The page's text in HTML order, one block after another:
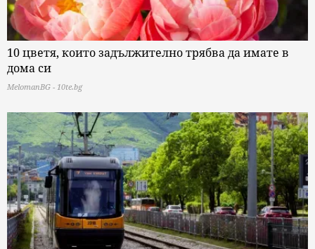
10 цветя, които задължително трябва да имате в
дома си
MelomanBG - 10te.bg